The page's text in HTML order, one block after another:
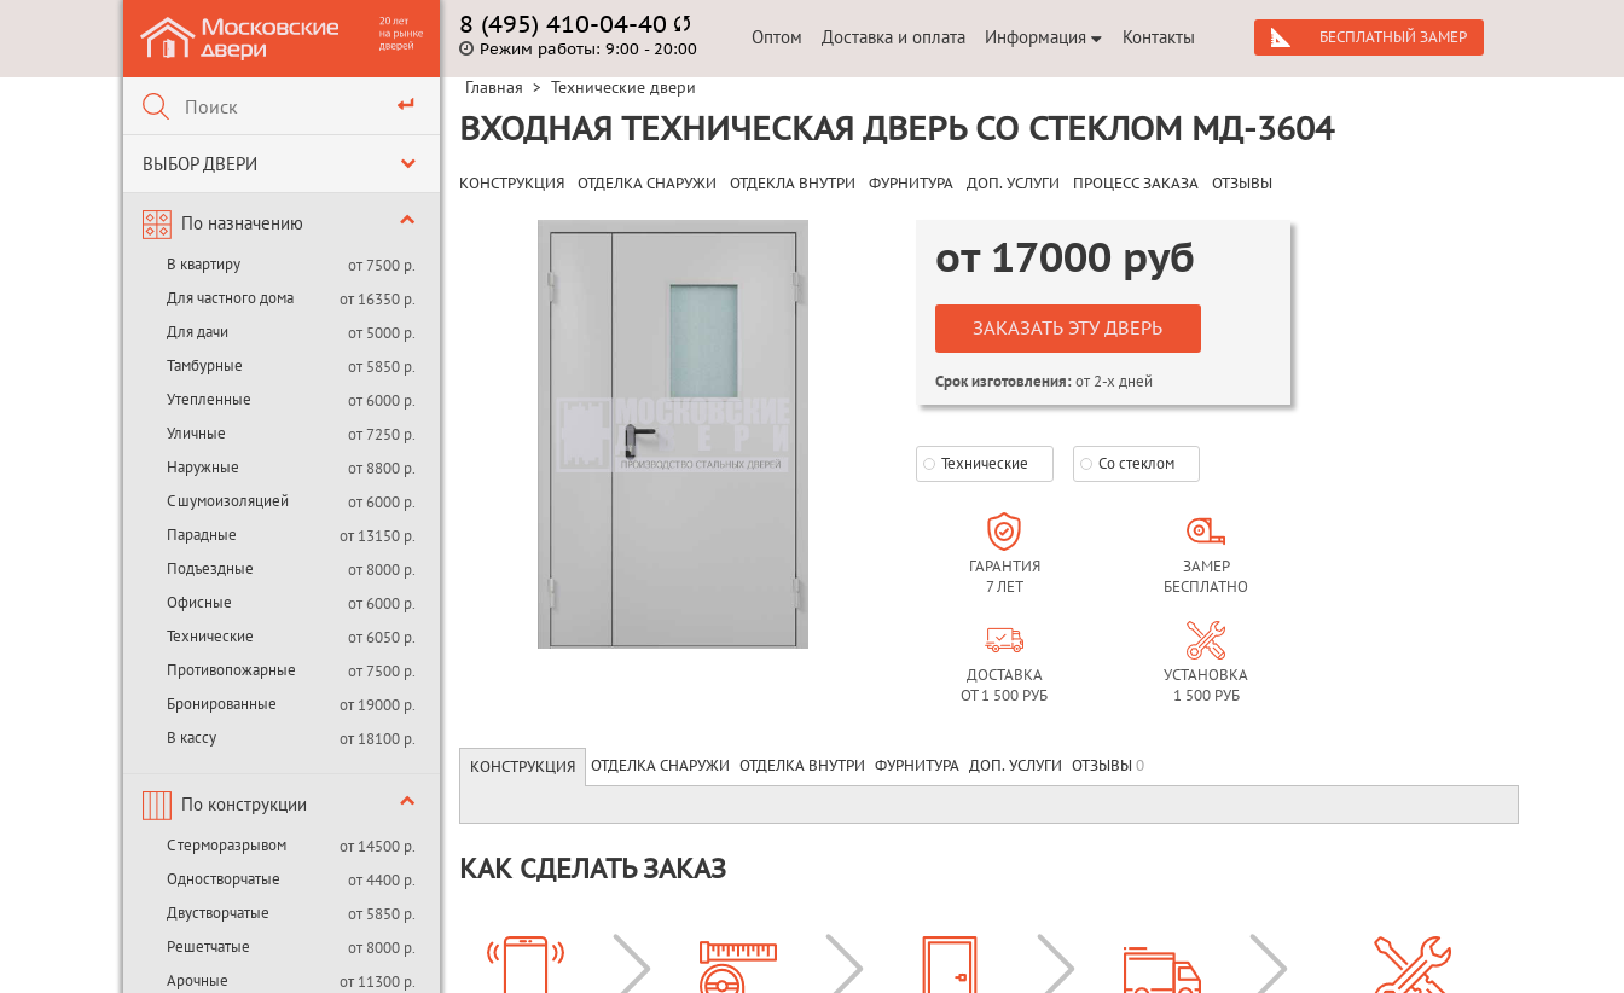
ВЫБОР ДВЕРИ
По назначению
В квартиру
от 7500 р.
Для частного дома
от 16350 р.
Для дачи
от 5000 р.
Тамбурные
от 5850 р.
Утепленные
от 6000 р.
Уличные
от 7250 р.
Наружные
от 8800 р.
С шумоизоляцией
от 6000 р.
Парадные
от 13150 р.
Подъездные
от 8000 р.
Офисные
от 6000 р.
Технические
от 6050 р.
Противопожарные
от 7500 р.
Бронированные
от 19000 р.
В кассу
от 18100 р.
По конструкции
С терморазрывом
от 14500 р.
Одностворчатые
от 4400 р.
Двустворчатые
от 5850 р.
Решетчатые
от 8000 р.
Арочные
от 11300 р.
8 (495) 410-04-40
Режим работы: 9:00 - 20:00
Оптом Доставка и оплата Информация Контакты БЕСПЛАТНЫЙ ЗАМЕР
Главная > Технические двери
ВХОДНАЯ ТЕХНИЧЕСКАЯ ДВЕРЬ СО СТЕКЛОМ МД-3604
КОНСТРУКЦИЯ ОТДЕЛКА СНАРУЖИ ОТДЕКЛА ВНУТРИ ФУРНИТУРА ДОП. УСЛУГИ ПРОЦЕСС ЗАКАЗА ОТЗЫВЫ
от 17000 руб
ЗАКАЗАТЬ ЭТУ ДВЕРЬ
Срок изготовления:от 2-х дней
Технические Со стеклом
ГАРАНТИЯ
7 ЛЕТ
ЗАМЕР
БЕСПЛАТНО
ДОСТАВКА
ОТ 1 500 РУБ
УСТАНОВКА
1 500 РУБ
КОНСТРУКЦИЯ ОТДЕЛКА СНАРУЖИ ОТДЕЛКА ВНУТРИ ФУРНИТУРА ДОП. УСЛУГИ ОТЗЫВЫ 0
КАК СДЕЛАТЬ ЗАКАЗ